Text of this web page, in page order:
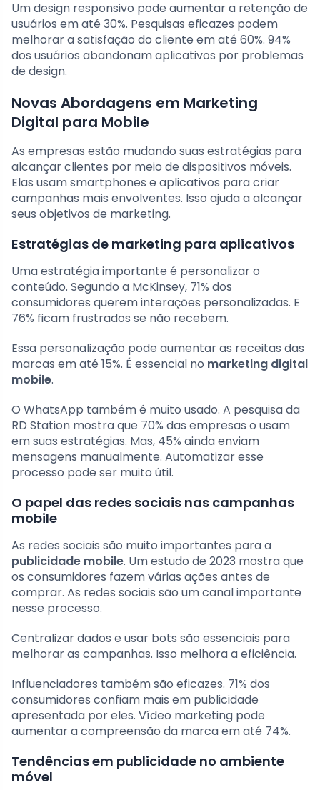
Um design responsivo pode aumentar a retenção de
usuários em até 30%. Pesquisas eficazes podem
melhorar a satisfação do cliente em até 60%. 94%
dos usuários abandonam aplicativos por problemas
de design.
Novas Abordagens em Marketing
Digital para Mobile
As empresas estão mudando suas estratégias para
alcançar clientes por meio de dispositivos móveis.
Elas usam smartphones e aplicativos para criar
campanhas mais envolventes. Isso ajuda a alcançar
seus objetivos de marketing.
Estratégias de marketing para aplicativos
Uma estratégia importante é personalizar o
conteúdo. Segundo a McKinsey, 71% dos
consumidores querem interações personalizadas. E
76% ficam frustrados se não recebem.
Essa personalização pode aumentar as receitas das
marcas em até 15%. É essencial no marketing digital
mobile.
O WhatsApp também é muito usado. A pesquisa da
RD Station mostra que 70% das empresas o usam
em suas estratégias. Mas, 45% ainda enviam
mensagens manualmente. Automatizar esse
processo pode ser muito útil.
O papel das redes sociais nas campanhas
mobile
As redes sociais são muito importantes para a
publicidade mobile. Um estudo de 2023 mostra que
os consumidores fazem várias ações antes de
comprar. As redes sociais são um canal importante
nesse processo.
Centralizar dados e usar bots são essenciais para
melhorar as campanhas. Isso melhora a eficiência.
Influenciadores também são eficazes. 71% dos
consumidores confiam mais em publicidade
apresentada por eles. Vídeo marketing pode
aumentar a compreensão da marca em até 74%.
Tendências em publicidade no ambiente
móvel